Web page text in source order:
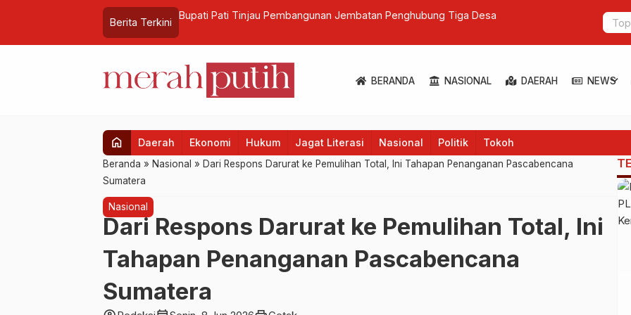
Berita Terkini
Bupati Pati Tinjau Pembangunan Jembatan Penghubung Tiga Desa
BERANDA NASIONAL DAERAH NEWS
expand_more
home Daerah Ekonomi Hukum Jagat Literasi Nasional Politik Tokoh
Beranda » Nasional » Dari Respons Darurat ke Pemulihan Total, Ini Tahapan Penanganan Pascabencana
Sumatera
Nasional
Dari Respons Darurat ke Pemulihan Total, Ini
Tahapan Penanganan Pascabencana
Sumatera